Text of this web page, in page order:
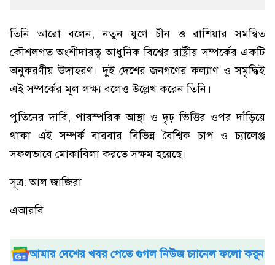
তিনি আরো বলেন, নতুন যুগে চীন ও রাশিয়ার সমন্বিত
কৌশলগত অংশীদারত্ব আধুনিক বিশ্বের রাষ্ট্রীয় সম্পর্কের একটি
অনুকরণীয় উদাহরণ। দুই দেশের জনগণের কল্যাণ ও সমৃদ্ধিই
এই সম্পর্কের মূল লক্ষ্য বলেও উল্লেখ করেন তিনি।
পুতিনের দাবি, পারস্পরিক আস্থা ও দৃঢ় ভিত্তির ওপর দাঁড়িয়ে
থাকা এই সম্পর্ক বারবার বিভিন্ন বৈশ্বিক চাপ ও চ্যালেঞ্জ
সফলভাবে মোকাবিলা করতে সক্ষম হয়েছে।
সূত্র: আল জাজিরা
এআরবি
আমার দেশের খবর পেতে গুগল নিউজ চ্যানেল ফলো করুন